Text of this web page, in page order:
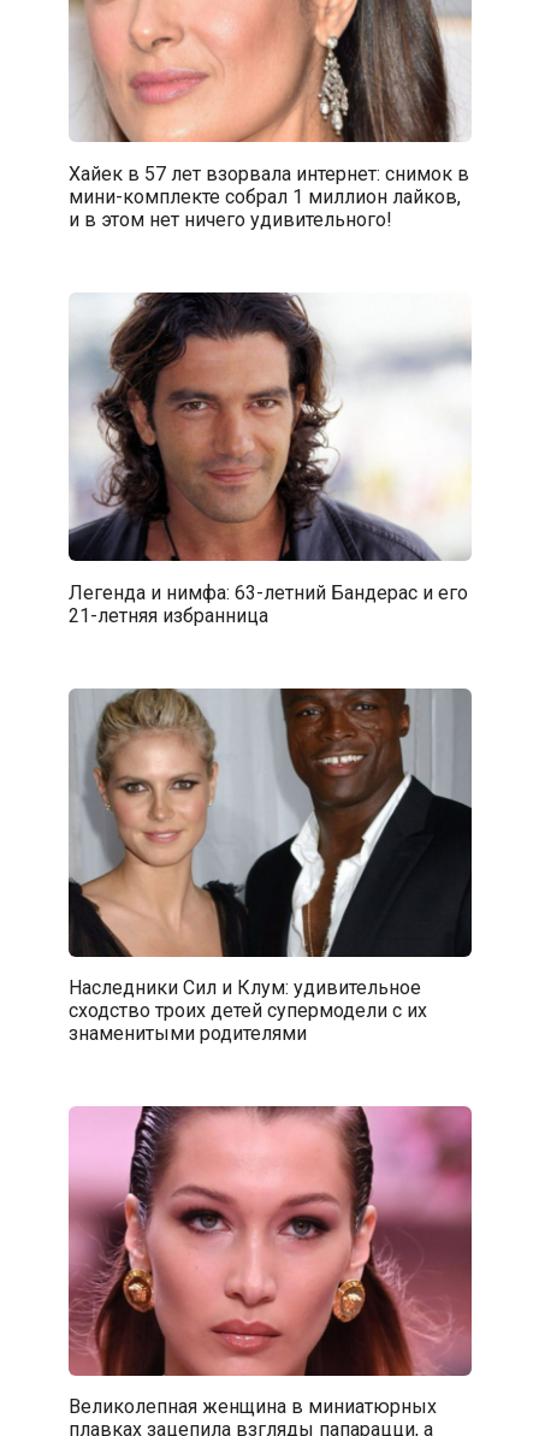
Хайек в 57 лет взорвала интернет: снимок в
мини-комплекте собрал 1 миллион лайков,
и в этом нет ничего удивительного!
Легенда и нимфа: 63-летний Бандерас и его
21-летняя избранница
Наследники Сил и Клум: удивительное
сходство троих детей супермодели с их
знаменитыми родителями
Великолепная женщина в миниатюрных
плавках зацепила взгляды папарацци, а